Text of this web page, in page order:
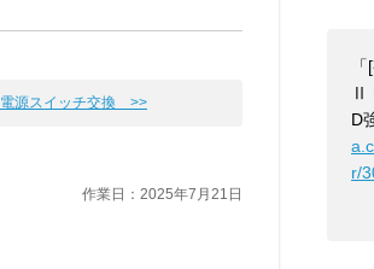
源スイッチ交換 >>
作業日：2025年7月21日
Ⅱ
D
r/